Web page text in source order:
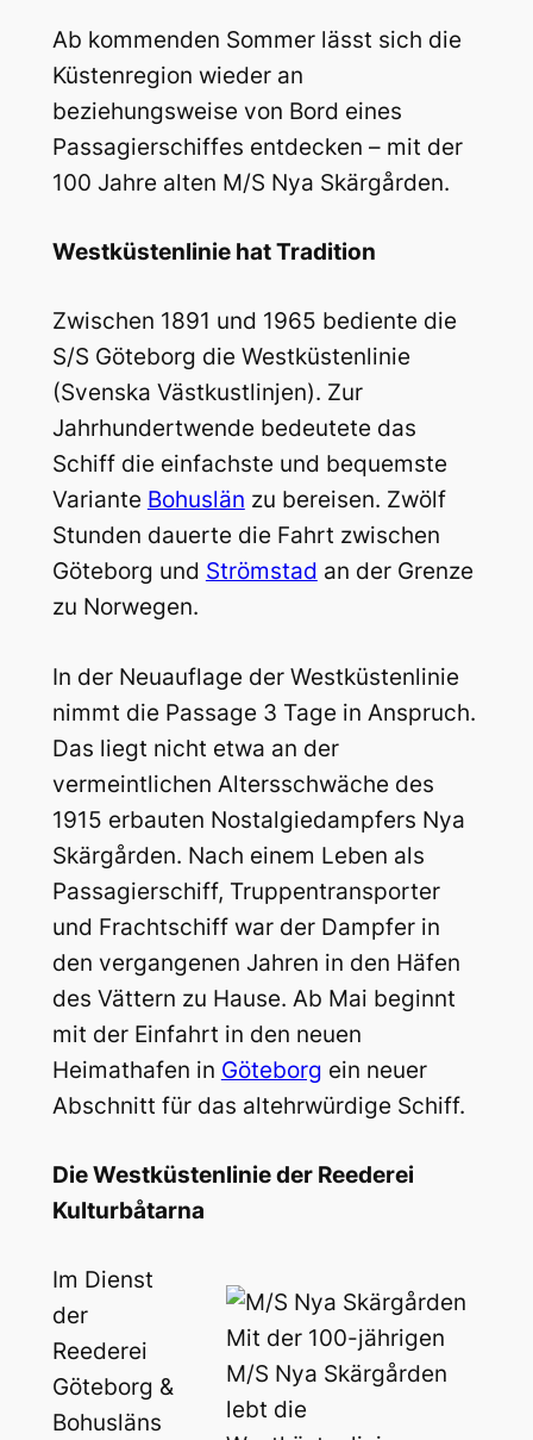
Ab kommenden Sommer lässt sich die
Küstenregion wieder an
beziehungsweise von Bord eines
Passagierschiffes entdecken – mit der
100 Jahre alten M/S Nya Skärgården.
Westküstenlinie hat Tradition
Zwischen 1891 und 1965 bediente die
S/S Göteborg die Westküstenlinie
(Svenska Västkustlinjen). Zur
Jahrhundertwende bedeutete das
Schiff die einfachste und bequemste
Variante Bohuslän zu bereisen. Zwölf
Stunden dauerte die Fahrt zwischen
Göteborg und Strömstad an der Grenze
zu Norwegen.
In der Neuauflage der Westküstenlinie
nimmt die Passage 3 Tage in Anspruch.
Das liegt nicht etwa an der
vermeintlichen Altersschwäche des
1915 erbauten Nostalgiedampfers Nya
Skärgården. Nach einem Leben als
Passagierschiff, Truppentransporter
und Frachtschiff war der Dampfer in
den vergangenen Jahren in den Häfen
des Vättern zu Hause. Ab Mai beginnt
mit der Einfahrt in den neuen
Heimathafen in Göteborg ein neuer
Abschnitt für das altehrwürdige Schiff.
Die Westküstenlinie der Reederei
Kulturbåtarna
Mit der 100-jährigen
M/S Nya Skärgården
lebt die
Im Dienst
der
Reederei
Göteborg &
Bohusläns